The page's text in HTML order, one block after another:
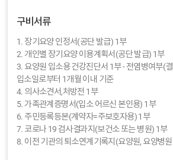
구비서류
1. 장기요양 인정서(공단 발급) 1부
2. 개인별 장기요양 이용계획서(공단 발급) 1부
3. 요양원 입소용 건강진단서 1부 - 전염병여부(
입소일로부터 1개월 이내 기준
4. 의사소견서,처방전 1부
5. 가족관계증명서(입소 어르신 본인용) 1부
6. 주민등록등본(계약자=주보호자용) 1부
7. 코로나 19 검사결과지(보건소 또는 병원) 1부
8. 이전 기관의 퇴소연계기록지(요양원, 요양병